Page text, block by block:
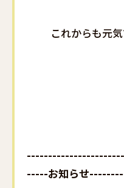
これからも元
-----お知らせ